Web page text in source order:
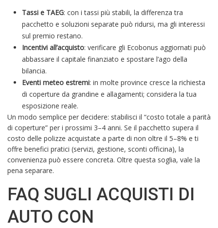
Tassi e TAEG: con i tassi più stabili, la differenza tra
pacchetto e soluzioni separate può ridursi, ma gli interessi
sul premio restano.
Incentivi all’acquisto: verificare gli Ecobonus aggiornati può
abbassare il capitale finanziato e spostare l’ago della
bilancia.
Eventi meteo estremi: in molte province cresce la richiesta
di coperture da grandine e allagamenti; considera la tua
esposizione reale.
Un modo semplice per decidere: stabilisci il “costo totale a parità
di coperture” per i prossimi 3–4 anni. Se il pacchetto supera il
costo delle polizze acquistate a parte di non oltre il 5–8% e ti
offre benefici pratici (servizi, gestione, sconti officina), la
convenienza può essere concreta. Oltre questa soglia, vale la
pena separare.
FAQ SUGLI ACQUISTI DI
AUTO CON